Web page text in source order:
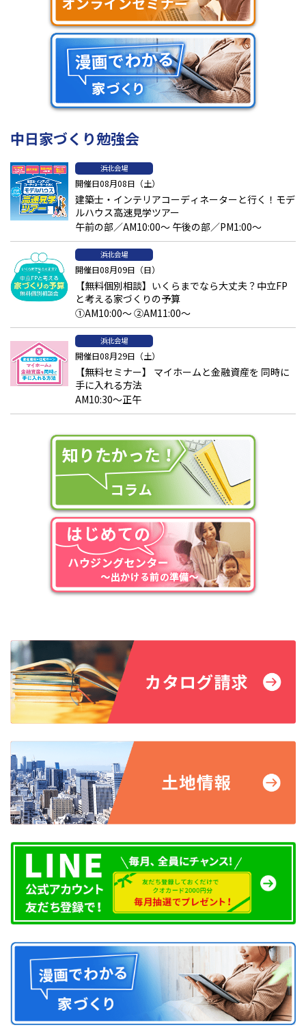
中日家づくり勉強会
浜北会場
開催日08月08日（土）
建築士・インテリアコーディネーターと行く！モデ
ルハウス高速見学ツアー
午前の部／AM10:00～ 午後の部／PM1:00～
浜北会場
開催日08月09日（日）
【無料個別相談】いくらまでなら大丈夫？中立FP
と考える家づくりの予算
①AM10:00～ ②AM11:00～
浜北会場
開催日08月29日（土）
【無料セミナー】 マイホームと金融資産を 同時に
手に入れる方法
AM10:30～正午